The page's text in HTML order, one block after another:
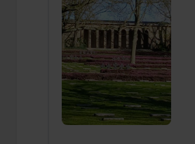
We also share information about
our social media, advertising and
may combine it with other
provided to them or that they’ve
of their services.